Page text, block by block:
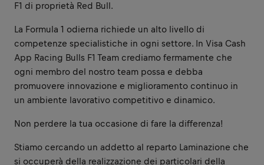
F1 di proprietà Red Bull.
La Formula 1 odierna richiede un alto livello di
competenze specialistiche in ogni settore. In Visa Cash
App Racing Bulls F1 Team crediamo fermamente che
ogni membro del nostro team possa e debba
promuovere innovazione e miglioramento continuo in
un ambiente lavorativo competitivo e dinamico.
Non perdere la tua occasione di fare la differenza!
Stiamo cercando un addetto al reparto Laminazione che
si occuperà della realizzazione dei particolari della